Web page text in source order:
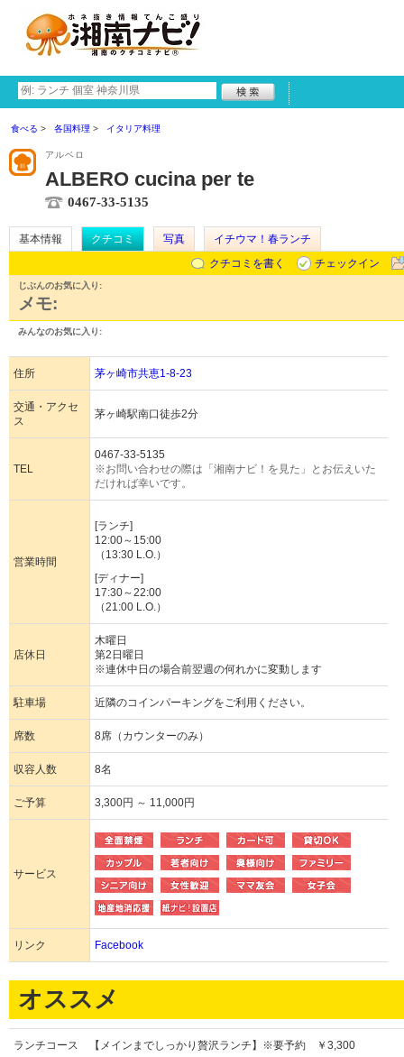
食べる 各国料理 イタリア料理
アルベロ
ALBERO cucina per te
0467-33-5135
基本情報 クチコミ 写真
イチウマ！春ランチ
クチコミを書く
チェックイン
じぶんのお気に入り:
メモ:
みんなのお気に入り:
住所 茅ヶ崎市共恵1-8-23
交通・アクセ
ス
茅ヶ崎駅南口徒歩2分
TEL
0467-33-5135
※お問い合わせの際は「湘南ナビ！を見た」とお伝えいた
だければ幸いです。
営業時間
[ランチ]
12:00～15:00
（13:30 L.O.）
[ディナー]
17:30～22:00
（21:00 L.O.）
店休日
木曜日
第2日曜日
※連休中日の場合前翌週の何れかに変動します
駐車場 近隣のコインパーキングをご利用ください。
席数 8席（カウンターのみ）
収容人数 8名
ご予算 3,300円 ～ 11,000円
サービス
リンク Facebook
オススメ
ランチコース 【メインまでしっかり贅沢ランチ】※要予約 ￥3,300